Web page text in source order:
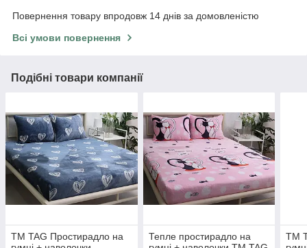
Повернення товару впродовж 14 днів за домовленістю
Всі умови повернення
Подібні товари компанії
ТМ TAG Простирадло на
Тепле простирадло на
ТМ